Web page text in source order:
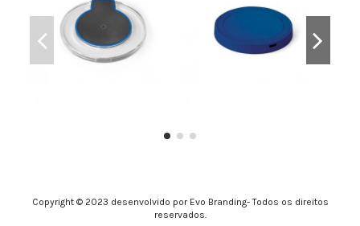
Carregador Sem Fio Carregador Sem Fio
Copyright © 2023 desenvolvido por Evo Branding- Todos os direitos
reservados.